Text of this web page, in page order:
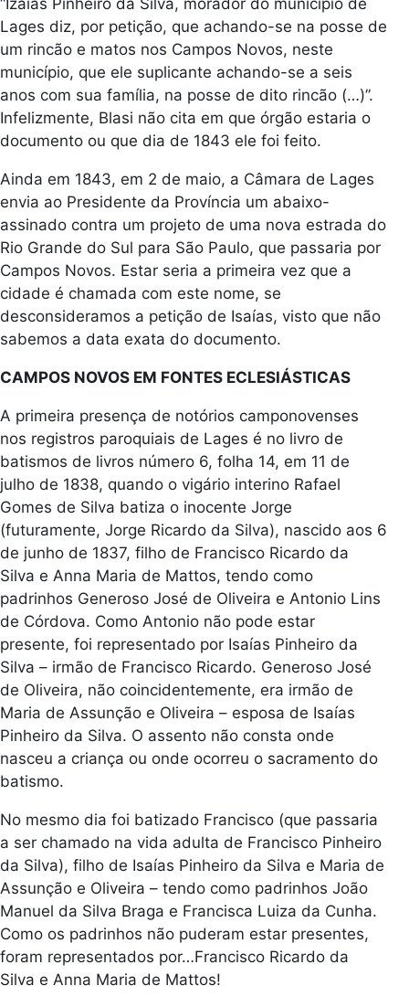
Lages diz, por petição, que achando-se na posse de
um rincão e matos nos Campos Novos, neste
município, que ele suplicante achando-se a seis
anos com sua família, na posse de dito rincão (…)”.
Infelizmente, Blasi não cita em que órgão estaria o
documento ou que dia de 1843 ele foi feito.
Ainda em 1843, em 2 de maio, a Câmara de Lages
envia ao Presidente da Província um abaixo-
assinado contra um projeto de uma nova estrada do
Rio Grande do Sul para São Paulo, que passaria por
Campos Novos. Estar seria a primeira vez que a
cidade é chamada com este nome, se
desconsideramos a petição de Isaías, visto que não
sabemos a data exata do documento.
CAMPOS NOVOS EM FONTES ECLESIÁSTICAS
A primeira presença de notórios camponovenses
nos registros paroquiais de Lages é no livro de
batismos de livros número 6, folha 14, em 11 de
julho de 1838, quando o vigário interino Rafael
Gomes de Silva batiza o inocente Jorge
(futuramente, Jorge Ricardo da Silva), nascido aos 6
de junho de 1837, filho de Francisco Ricardo da
Silva e Anna Maria de Mattos, tendo como
padrinhos Generoso José de Oliveira e Antonio Lins
de Córdova. Como Antonio não pode estar
presente, foi representado por Isaías Pinheiro da
Silva – irmão de Francisco Ricardo. Generoso José
de Oliveira, não coincidentemente, era irmão de
Maria de Assunção e Oliveira – esposa de Isaías
Pinheiro da Silva. O assento não consta onde
nasceu a criança ou onde ocorreu o sacramento do
batismo.
No mesmo dia foi batizado Francisco (que passaria
a ser chamado na vida adulta de Francisco Pinheiro
da Silva), filho de Isaías Pinheiro da Silva e Maria de
Assunção e Oliveira – tendo como padrinhos João
Manuel da Silva Braga e Francisca Luiza da Cunha.
Como os padrinhos não puderam estar presentes,
foram representados por…Francisco Ricardo da
Silva e Anna Maria de Mattos!